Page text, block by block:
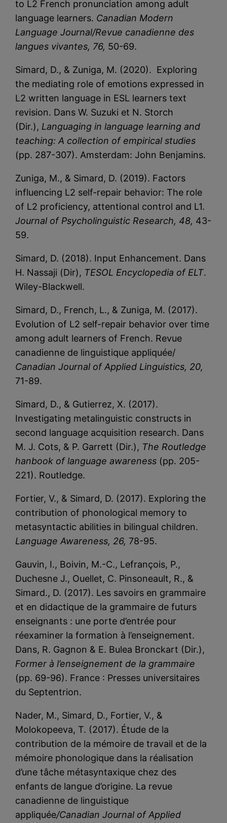
to L2 French pronunciation among adult
language learners. Canadian Modern
Language Journal/Revue canadienne des
langues vivantes, 76, 50-69.
Simard, D., & Zuniga, M. (2020). Exploring
the mediating role of emotions expressed in
L2 written language in ESL learners text
revision. Dans W. Suzuki et N. Storch
(Dir.), Languaging in language learning and
teaching: A collection of empirical studies
(pp. 287-307). Amsterdam: John Benjamins.
Zuniga, M., & Simard, D. (2019). Factors
influencing L2 self-repair behavior: The role
of L2 proficiency, attentional control and L1.
Journal of Psycholinguistic Research, 48, 43-
59.
Simard, D. (2018). Input Enhancement. Dans
H. Nassaji (Dir), TESOL Encyclopedia of ELT.
Wiley-Blackwell.
Simard, D., French, L., & Zuniga, M. (2017).
Evolution of L2 self-repair behavior over time
among adult learners of French. Revue
canadienne de linguistique appliquée/
Canadian Journal of Applied Linguistics, 20,
71-89.
Simard, D., & Gutierrez, X. (2017).
Investigating metalinguistic constructs in
second language acquisition research. Dans
M. J. Cots, & P. Garrett (Dir.), The Routledge
hanbook of language awareness (pp. 205-
221). Routledge.
Fortier, V., & Simard, D. (2017). Exploring the
contribution of phonological memory to
metasyntactic abilities in bilingual children.
Language Awareness, 26, 78-95.
Gauvin, I., Boivin, M.-C., Lefrançois, P.,
Duchesne J., Ouellet, C. Pinsoneault, R., &
Simard., D. (2017). Les savoirs en grammaire
et en didactique de la grammaire de futurs
enseignants : une porte d’entrée pour
réexaminer la formation à l’enseignement.
Dans, R. Gagnon & E. Bulea Bronckart (Dir.),
Former à l’enseignement de la grammaire
(pp. 69-96). France : Presses universitaires
du Septentrion.
Nader, M., Simard, D., Fortier, V., &
Molokopeeva, T. (2017). Étude de la
contribution de la mémoire de travail et de la
mémoire phonologique dans la réalisation
d’une tâche métasyntaxique chez des
enfants de langue d’origine. La revue
canadienne de linguistique
appliquée/Canadian Journal of Applied